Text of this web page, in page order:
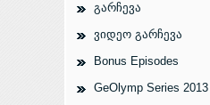
გარჩევა
ვიდეო გარჩევა
Bonus Episodes
GeOlymp Series 2013